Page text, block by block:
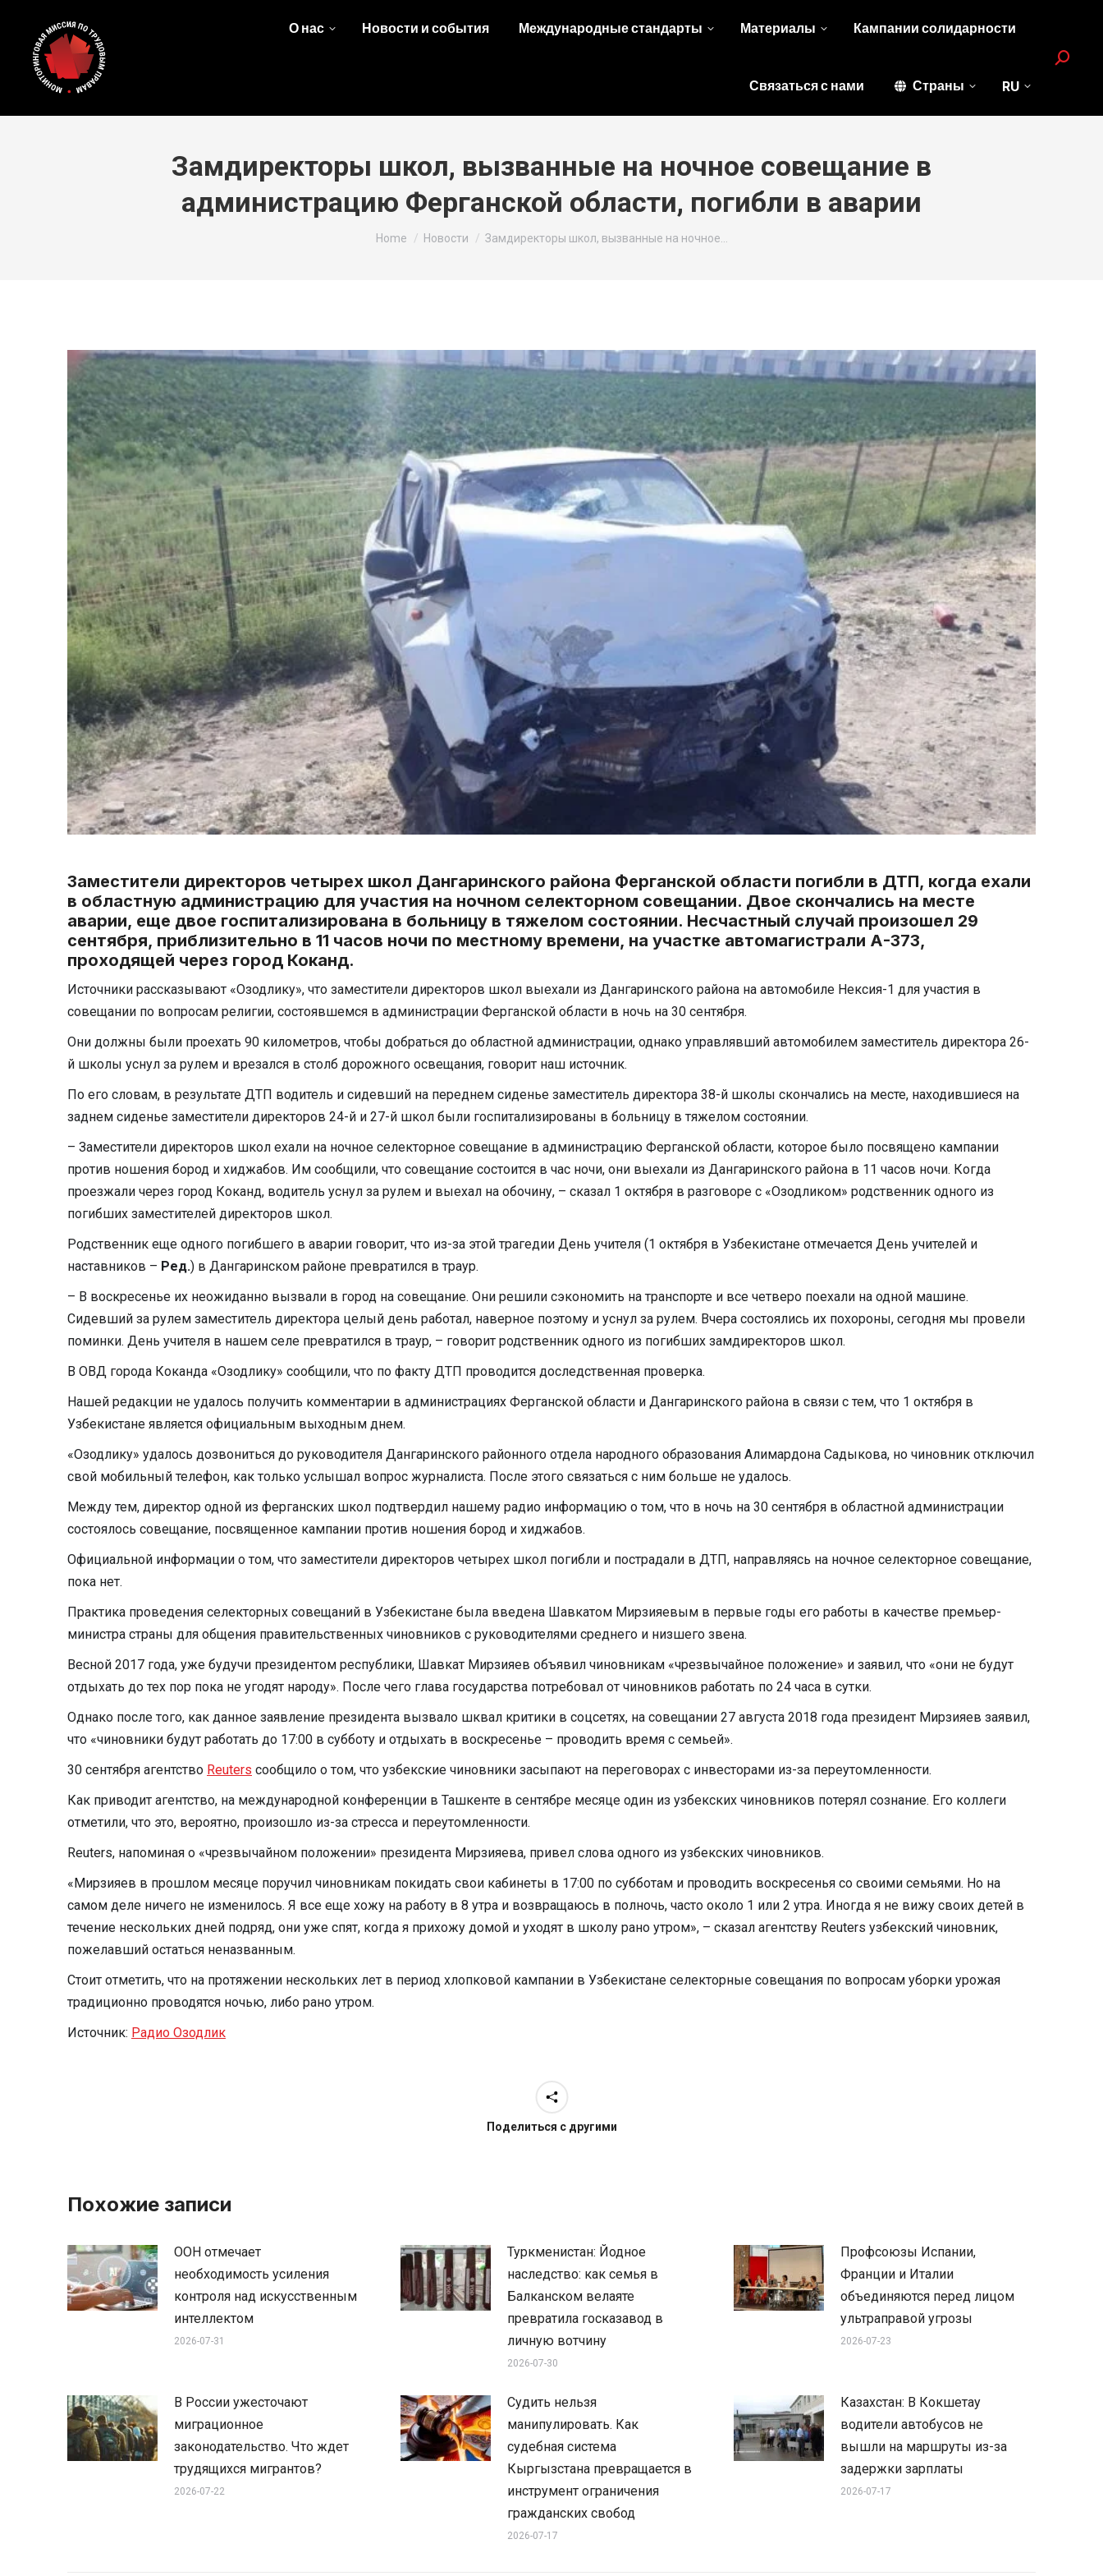
О нас Новости и события Международные стандарты Материалы Кампании солидарности
Связаться с нами Страны RU
Search:
Замдиректоры школ, вызванные на ночное совещание в
администрацию Ферганской области, погибли в аварии
You are here:
Home Новости Замдиректоры школ, вызванные на ночное…
Заместители директоров четырех школ Дангаринского района Ферганской области погибли в ДТП, когда ехали
в областную администрацию для участия на ночном селекторном совещании. Двое скончались на месте
аварии, еще двое госпитализирована в больницу в тяжелом состоянии. Несчастный случай произошел 29
сентября, приблизительно в 11 часов ночи по местному времени, на участке автомагистрали А-373,
проходящей через город Коканд.
Источники рассказывают «Озодлику», что заместители директоров школ выехали из Дангаринского района на автомобиле Нексия-1 для участия в
совещании по вопросам религии, состоявшемся в администрации Ферганской области в ночь на 30 сентября.
Они должны были проехать 90 километров, чтобы добраться до областной администрации, однако управлявший автомобилем заместитель директора 26-
й школы уснул за рулем и врезался в столб дорожного освещания, говорит наш источник.
По его словам, в результате ДТП водитель и сидевший на переднем сиденье заместитель директора 38-й школы скончались на месте, находившиеся на
заднем сиденье заместители директоров 24-й и 27-й школ были госпитализированы в больницу в тяжелом состоянии.
– Заместители директоров школ ехали на ночное селекторное совещание в администрацию Ферганской области, которое было посвящено кампании
против ношения бород и хиджабов. Им сообщили, что совещание состоится в час ночи, они выехали из Дангаринского района в 11 часов ночи. Когда
проезжали через город Коканд, водитель уснул за рулем и выехал на обочину, – сказал 1 октября в разговоре с «Озодликом» родственник одного из
погибших заместителей директоров школ.
​Родственник еще одного погибшего в аварии говорит, что из-за этой трагедии День учителя (1 октября в Узбекистане отмечается День учителей и
наставников – Ред.) в Дангаринском районе превратился в траур.
– В воскресенье их неожиданно вызвали в город на совещание. Они решили сэкономить на транспорте и все четверо поехали на одной машине.
Сидевший за рулем заместитель директора целый день работал, наверное поэтому и уснул за рулем. Вчера состоялись их похороны, сегодня мы провели
поминки. День учителя в нашем селе превратился в траур, – говорит родственник одного из погибших замдиректоров школ.
В ОВД города Коканда «Озодлику» сообщили, что по факту ДТП проводится доследственная проверка.
Нашей редакции не удалось получить комментарии в администрациях Ферганской области и Дангаринского района в связи с тем, что 1 октября в
Узбекистане является официальным выходным днем.
«Озодлику» удалось дозвониться до руководителя Дангаринского районного отдела народного образования Алимардона Садыкова, но чиновник отключил
свой мобильный телефон, как только услышал вопрос журналиста. После этого связаться с ним больше не удалось.
Между тем, директор одной из ферганских школ подтвердил нашему радио информацию о том, что в ночь на 30 сентября в областной администрации
состоялось совещание, посвященное кампании против ношения бород и хиджабов.
Официальной информации о том, что заместители директоров четырех школ погибли и пострадали в ДТП, направляясь на ночное селекторное совещание,
пока нет.
Практика проведения селекторных совещаний в Узбекистане была введена Шавкатом Мирзияевым в первые годы его работы в качестве премьер-
министра страны для общения правительственных чиновников с руководителями среднего и низшего звена.
Весной 2017 года, уже будучи президентом республики, Шавкат Мирзияев объявил чиновникам «чрезвычайное положение» и заявил, что «они не будут
отдыхать до тех пор пока не угодят народу». После чего глава государства потребовал от чиновников работать по 24 часа в сутки.
Однако после того, как данное заявление президента вызвало шквал критики в соцсетях, на совещании 27 августа 2018 года президент Мирзияев заявил,
что «чиновники будут работать до 17:00 в субботу и отдыхать в воскресенье – проводить время с семьей».
30 сентября агентство Reuters сообщило о том, что узбекские чиновники засыпают на переговорах с инвесторами из-за переутомленности.
Как приводит агентство, на международной конференции в Ташкенте в сентябре месяце один из узбекских чиновников потерял сознание. Его коллеги
отметили, что это, вероятно, произошло из-за стресса и переутомленности.
Reuters, напоминая о «чрезвычайном положении» президента Мирзияева, привел слова одного из узбекских чиновников.
«Мирзияев в прошлом месяце поручил чиновникам покидать свои кабинеты в 17:00 по субботам и проводить воскресенья со своими семьями. Но на
самом деле ничего не изменилось. Я все еще хожу на работу в 8 утра и возвращаюсь в полночь, часто около 1 или 2 утра. Иногда я не вижу своих детей в
течение нескольких дней подряд, они уже спят, когда я прихожу домой и уходят в школу рано утром», – сказал агентству Reuters узбекский чиновник,
пожелавший остаться неназванным.
Стоит отметить, что на протяжении нескольких лет в период хлопковой кампании в Узбекистане селекторные совещания по вопросам уборки урожая
традиционно проводятся ночью, либо рано утром.
Источник: Радио Озодлик
Поделиться с другими
Похожие записи
ООН отмечает
необходимость усиления
контроля над искусственным
интеллектом
2026-07-31
Туркменистан: Йодное
наследство: как семья в
Балканском велаяте
превратила госказавод в
личную вотчину
2026-07-30
Профсоюзы Испании,
Франции и Италии
объединяются перед лицом
ультраправой угрозы
2026-07-23
В России ужесточают
миграционное
законодательство. Что ждет
трудящихся мигрантов?
2026-07-22
Судить нельзя
манипулировать. Как
судебная система
Кыргызстана превращается в
инструмент ограничения
гражданских свобод
2026-07-17
Казахстан: В Кокшетау
водители автобусов не
вышли на маршруты из-за
задержки зарплаты
2026-07-17